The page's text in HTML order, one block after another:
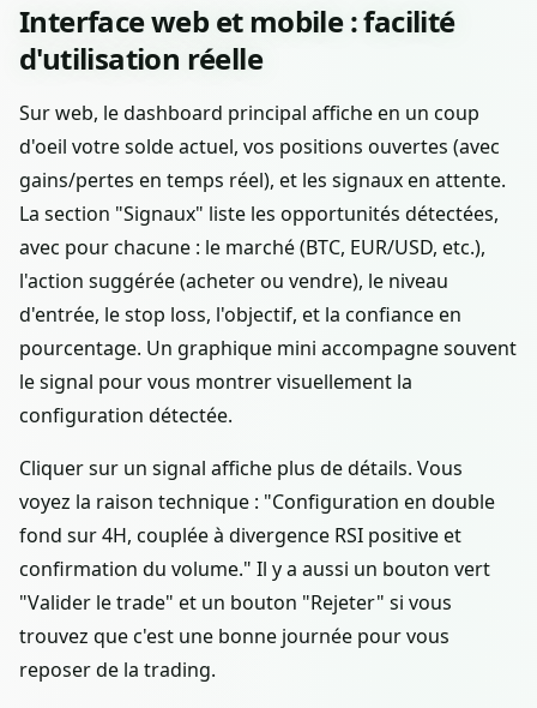
Interface web et mobile : facilité
d'utilisation réelle
Sur web, le dashboard principal affiche en un coup
d'oeil votre solde actuel, vos positions ouvertes (avec
gains/pertes en temps réel), et les signaux en attente.
La section "Signaux" liste les opportunités détectées,
avec pour chacune : le marché (BTC, EUR/USD, etc.),
l'action suggérée (acheter ou vendre), le niveau
d'entrée, le stop loss, l'objectif, et la confiance en
pourcentage. Un graphique mini accompagne souvent
le signal pour vous montrer visuellement la
configuration détectée.
Cliquer sur un signal affiche plus de détails. Vous
voyez la raison technique : "Configuration en double
fond sur 4H, couplée à divergence RSI positive et
confirmation du volume." Il y a aussi un bouton vert
"Valider le trade" et un bouton "Rejeter" si vous
trouvez que c'est une bonne journée pour vous
reposer de la trading.